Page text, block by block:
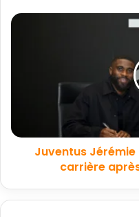
Juventus Jérémie
carrière